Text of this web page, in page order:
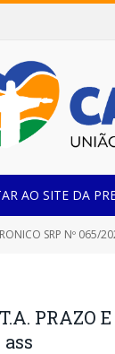
AO SITE DA
SRP Nº 065/2023
PRAZO